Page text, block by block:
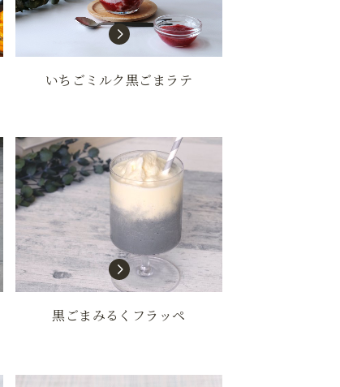
いちごミルク黒ごまラテ
黒ごまみるくフラッペ